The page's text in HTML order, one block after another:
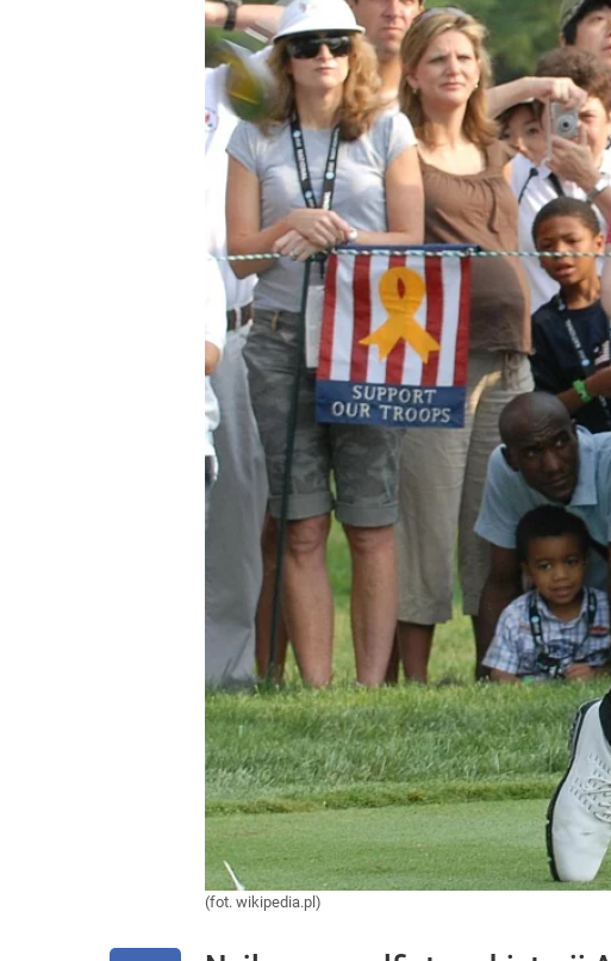
(fot. wikipedia.pl)